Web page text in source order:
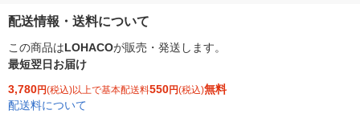
配送情報・送料について
この商品はLOHACOが販売・発送します。
最短翌日お届け
3,780円(税込)以上で基本配送料550円(税込)無料
配送料について